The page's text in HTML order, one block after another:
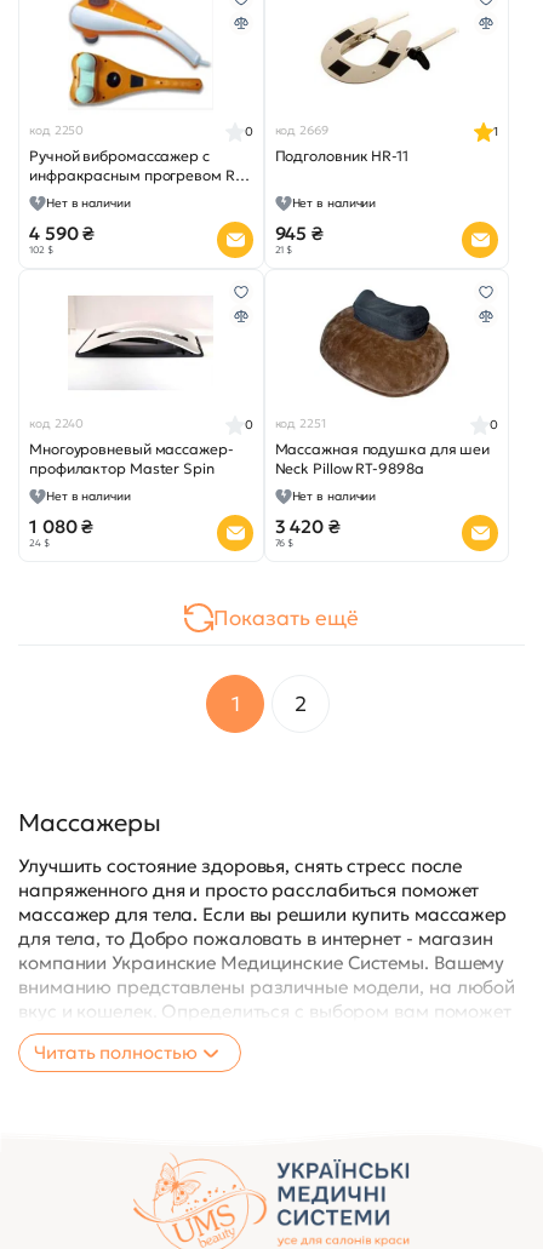
код 2250
Ручной вибромассажер c
инфракрасным прогревом RT-
1111
0
Нет в наличии
4 590 ₴
102 $
код 2669
Подголовник HR-11
1
Нет в наличии
945 ₴
21 $
код 2240
Многоуровневый массажер-
профилактор Master Spin
0
Нет в наличии
1 080 ₴
24 $
код 2251
Массажная подушка для шеи
Neck Pillow RT-9898a
0
Нет в наличии
3 420 ₴
76 $
Показать ещё
1 2
Массажеры
Улучшить состояние здоровья, снять стресс после
напряженного дня и просто расслабиться поможет
массажер для тела. Если вы решили купить массажер
для тела, то Добро пожаловать в интернет - магазин
компании Украинские Медицинские Системы. Вашему
вниманию представлены различные модели, на любой
вкус и кошелек. Определиться с выбором вам поможет
данная информация.
Виды массажеров для тела
Массаженые подушки
Все эти приспособления предназначены для
воздействия на определенные участки тела, которым
Читать полностью